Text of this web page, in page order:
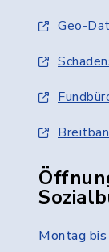
Geo-
Montag